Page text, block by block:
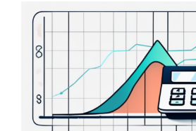
Zeige
grösseres
Bild